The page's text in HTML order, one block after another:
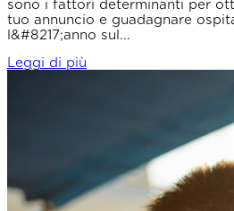
sono i fattori determinanti per
tuo annuncio e guadagnare
l&#8217;anno sul...
Leggi di più